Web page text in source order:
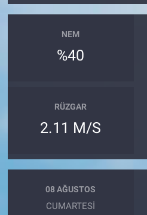
NEM
%40
RÜZGAR
2.11 M/S
08 AĞUSTOS
CUMARTESI